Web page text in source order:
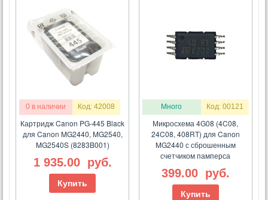
0 в наличии Код: 42008
Картридж Canon PG-445 Black
для Canon MG2440, MG2540,
MG2540S (8283B001)
1 935.00 руб.
Купить
Много Код: 00121
Микросхема 4G08 (4C08,
24C08, 408RT) для Canon
MG2440 с сброшенным
счетчиком памперса
399.00 руб.
Купить